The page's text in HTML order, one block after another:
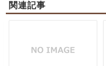
関連記事